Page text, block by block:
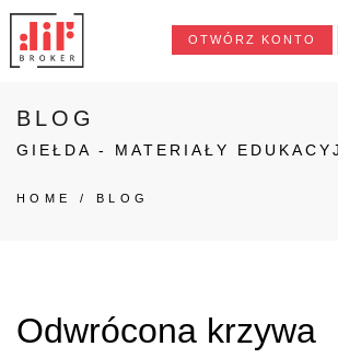
OTWÓRZ KONTO
BLOG
GIEŁDA - MATERIAŁY
HOME / BLOG
Odwrócona krzywa